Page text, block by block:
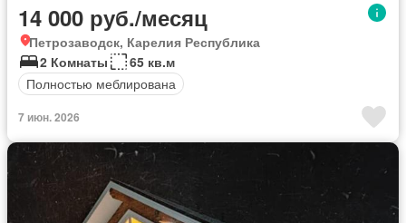
14 000 руб./месяц
Петрозаводск, Карелия Республика
2 Комнаты
65 кв.м
Полностью меблирована
7 июн. 2026